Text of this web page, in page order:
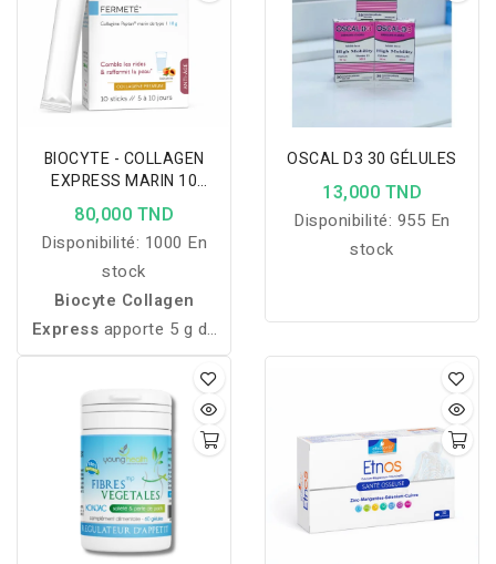
BIOCYTE - COLLAGEN
EXPRESS MARIN 10
AMPOULES
80,000 TND
Disponibilité: 1000 En
stock
Biocyte Collagen
Express apporte 5 g de
collagène marin par stick
pour aider à préserver la
fermeté, l’élasticité et la
jeunesse de la peau, avec
un délicieux goût pêche.
OSCAL D3 30 GÉLULES
13,000 TND
Disponibilité: 955 En
stock